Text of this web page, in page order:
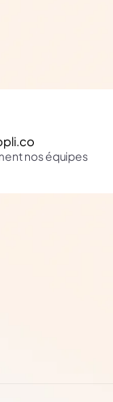
nos équipes